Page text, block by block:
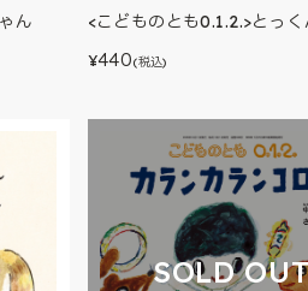
ん <こどものとも0.1.2.>とっく
¥440(税込)
SOLD